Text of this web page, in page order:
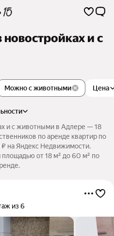
новостройках и с
Цена
Можно с животными
и с животными в Адлере — 18
по аренде квартир по
на Яндекс Недвижимости.
от 18 м² до 60 м² по
из 6